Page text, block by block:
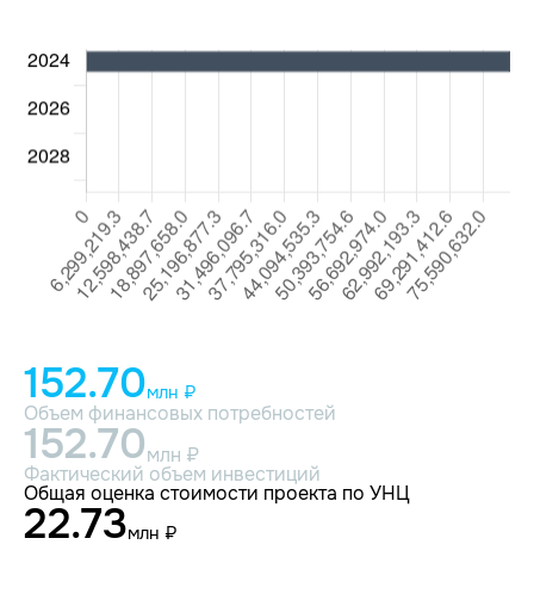
152.70млн ₽
Объем финансовых потребностей
152.70млн ₽
Фактический объем инвестиций
Общая оценка стоимости проекта по УНЦ
22.73млн ₽